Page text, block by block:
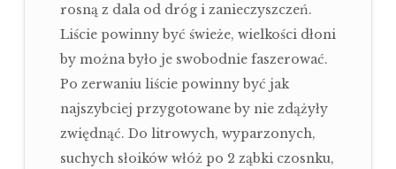
rosną z dala od dróg i zanieczyszczeń.
Liście powinny być świeże, wielkości dłoni
by można było je swobodnie faszerować.
Po zerwaniu liście powinny być jak
najszybciej przygotowane by nie zdążyły
zwiędnąć. Do litrowych, wyparzonych,
suchych słoików włóż po 2 ząbki czosnku,